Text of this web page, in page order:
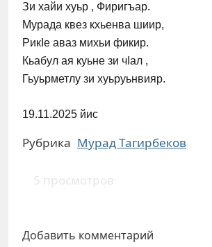
Зи хайи хуьр , Фиригъар.
Мурада квез кхьенва шиир,
РикӀе аваз михьи фикир.
Кьабул ая куьне зи чӀал ,
Гьуьрметлу зи хуьруьнвияр.
19.11.2025 йис
Рубрика Мурад Тагирбеков
5 просмотров
Добавить комментарий